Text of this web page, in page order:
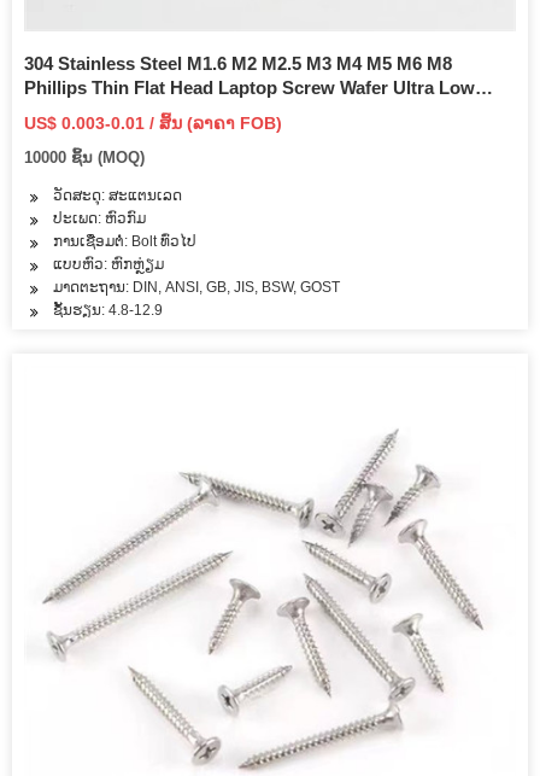
304 Stainless Steel M1.6 M2 M2.5 M3 M4 M5 M6 M8
Phillips Thin Flat Head Laptop Screw Wafer Ultra Low
Head Screw
US$ 0.003-0.01 / ສິ້ນ (ລາຄາ FOB)
10000 ຊິ້ນ (MOQ)
ວັດສະດຸ: ສະແຕນເລດ
ປະເພດ: ຫົວກົມ
ການເຊື່ອມຕໍ່: Bolt ທົ່ວໄປ
ແບບຫົວ: ຫົກຫຼ່ຽມ
ມາດຕະຖານ: DIN, ANSI, GB, JIS, BSW, GOST
ຊັ້ນຮຽນ: 4.8-12.9